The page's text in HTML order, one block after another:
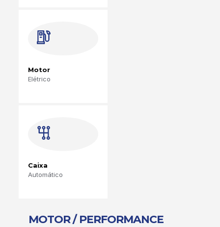
Motor
Elétrico
Caixa
Automático
MOTOR / PERFORMANCE